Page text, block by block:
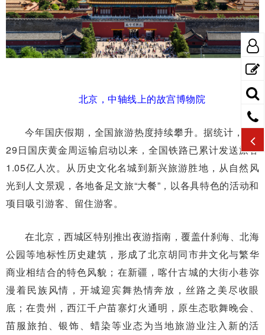
北京，中轴线上的故宫博物院
今年国庆假期，全国旅游热度持续攀升。据统计，9月
29日国庆黄金周运输启动以来，全国铁路已累计发送旅客
1.05亿人次。从历史文化名城到新兴旅游胜地，从自然风
光到人文景观，各地备足文旅“大餐”，以各具特色的活动和
项目吸引游客、留住游客。
在北京，西城区特别推出夜游指南，覆盖什刹海、北海
公园等地标性历史建筑，形成了北京胡同市井文化与繁华
商业相结合的特色风貌；在新疆，喀什古城的大街小巷弥
漫着民族风情，开城迎宾舞热情奔放，丝路之美尽收眼
底；在贵州，西江千户苗寨灯火通明，原生态歌舞晚会、
苗服旅拍、银饰、蜡染等业态为当地旅游业注入新的活